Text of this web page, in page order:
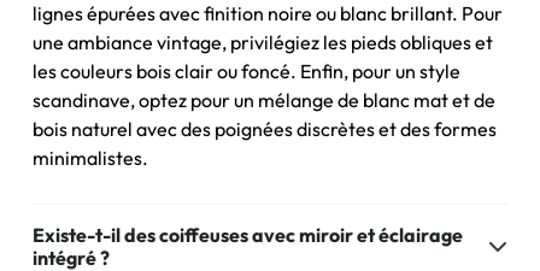
lignes épurées avec finition noire ou blanc brillant. Pour
une ambiance vintage, privilégiez les pieds obliques et
les couleurs bois clair ou foncé. Enfin, pour un style
scandinave, optez pour un mélange de blanc mat et de
bois naturel avec des poignées discrètes et des formes
minimalistes.
Existe-t-il des coiffeuses avec miroir et éclairage
intégré ?